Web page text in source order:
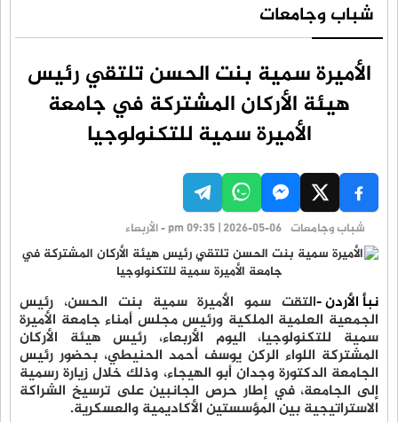
شباب وجامعات
الأميرة سمية بنت الحسن تلتقي رئيس
هيئة الأركان المشتركة في جامعة
الأميرة سمية للتكنولوجيا
شباب وجامعات pm 09:35 | 2026-05-06 - الأربعاء
نبأ الأردن -التقت سمو الأميرة سمية بنت الحسن، رئيس
الجمعية العلمية الملكية ورئيس مجلس أمناء جامعة الأميرة
سمية للتكنولوجيا، اليوم الأربعاء، رئيس هيئة الأركان
المشتركة اللواء الركن يوسف أحمد الحنيطي، بحضور رئيس
الجامعة الدكتورة وجدان أبو الهيجاء، وذلك خلال زيارة رسمية
إلى الجامعة، في إطار حرص الجانبين على ترسيخ الشراكة
الاستراتيجية بين المؤسستين الأكاديمية والعسكرية.